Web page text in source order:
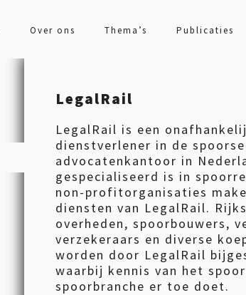
Over ons Thema’s Publicaties
LegalRail
LegalRail is een
dienstverlener in de
advocatenkantoor in
gespecialiseerd is in
non-profitorganisaties
diensten van LegalRail.
overheden, spoorbouwers,
verzekeraars en diverse
worden door LegalRail
waarbij kennis van het
spoorbranche er toe doet.